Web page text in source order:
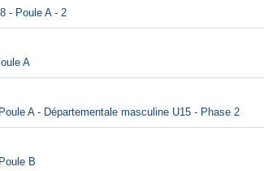
- Poule A - 2
A
A - Départementale masculine U15 - Phase 2
B